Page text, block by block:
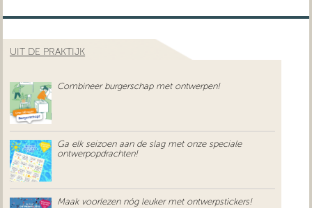
UIT DE PRAKTIJK
Combineer burgerschap met ontwerpen!
Ga elk seizoen aan de slag met onze speciale
ontwerpopdrachten!
Maak voorlezen nóg leuker met ontwerpstickers!